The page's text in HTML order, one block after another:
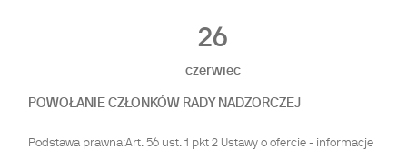
26
czerwiec
POWOŁANIE CZŁONKÓW RADY NADZORCZEJ
Podstawa prawna:Art. 56 ust. 1 pkt 2 Ustawy o ofercie - informacje